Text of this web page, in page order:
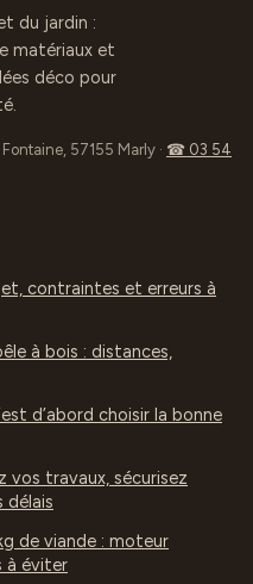
du jardin :
matériaux et
déco pour
57155 Marly · ☎ 03 54
contraintes et erreurs à
à bois : distances,
d’abord choisir la bonne
vos travaux, sécurisez
de viande : moteur
à éviter